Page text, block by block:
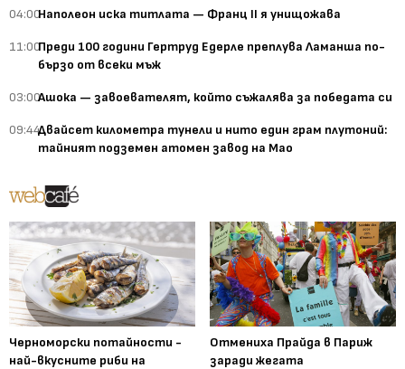
04:00Наполеон иска титлата — Франц II я унищожава
11:00Преди 100 години Гертруд Едерле преплува Ламанша по-
бързо от всеки мъж
03:00Ашока — завоевателят, който съжалява за победата си
09:44Двайсет километра тунели и нито един грам плутоний:
тайният подземен атомен завод на Мао
Черноморски потайности -
най-вкусните риби на
Отмениха Прайда в Париж
заради жегата